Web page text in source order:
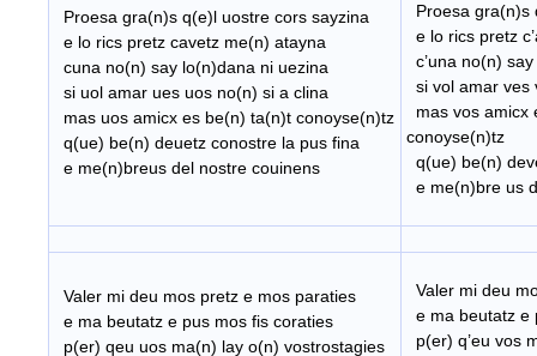
Proesa gra(n)s q(e)l uostre cors sayzina
e lo rics pretz cavetz me(n) atayna
cuna no(n) say lo(n)dana ni uezina
si uol amar ues uos no(n) si a clina
mas uos amicx es be(n) ta(n)t conoyse(n)tz
q(ue) be(n) deuetz conostre la pus fina
e me(n)breus del nostre couinens
Proesa gra(n)s
e lo rics pretz
c’una no(n)
si vol amar ves
mas vos amicx
conoyse(n)tz
q(ue) be(n)
e me(n)bre us
Valer mi deu mos pretz e mos paraties
e ma beutatz e pus mos fis coraties
p(er) qeu uos ma(n) lay o(n) vostrostagies
Valer mi deu
e ma beutatz e
p(er) q’eu vos